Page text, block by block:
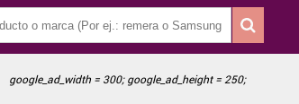
google_ad_width = 300; google_ad_height = 250;